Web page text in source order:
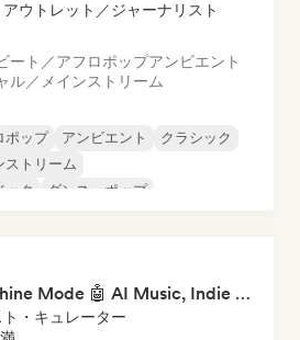
アウトレット／ジャーナリスト
ート／アフロポップアンビエント
ル／メインストリーム
ポップ アンビエント
クラシック
ストリーム
ック
ダンス・ポップ
Pop Machine Mode 🤖 AI Music, Indie Pop & Dream Pop
・キュレーター